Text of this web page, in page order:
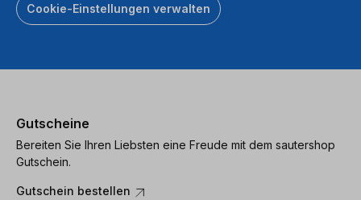
Cookie-Einstellungen verwalten
Gutscheine
Bereiten Sie Ihren Liebsten eine Freude mit dem sautershop
Gutschein.
Gutschein bestellen